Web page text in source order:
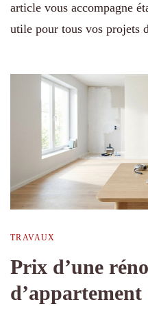
article vous accompagne
utile pour tous vos projets
TRAVAUX
Prix d’une
d’appartement